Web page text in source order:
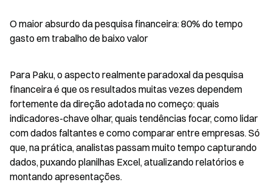
O maior absurdo da pesquisa financeira: 80% do tempo
gasto em trabalho de baixo valor
Para Paku, o aspecto realmente paradoxal da pesquisa
financeira é que os resultados muitas vezes dependem
fortemente da direção adotada no começo: quais
indicadores-chave olhar, quais tendências focar, como lidar
com dados faltantes e como comparar entre empresas. Só
que, na prática, analistas passam muito tempo capturando
dados, puxando planilhas Excel, atualizando relatórios e
montando apresentações.